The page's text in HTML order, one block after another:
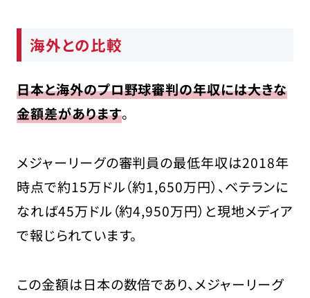
海外との比較
日本と海外のプロ野球審判の年収には大きな
金額差があります。
メジャーリーグの審判員の最低年収は2018年
時点で約15万ドル（約1,650万円）、ベテランに
なれば45万ドル（約4,950万円）と現地メディア
で報じられています。
この金額は日本の数倍であり、メジャーリーグ